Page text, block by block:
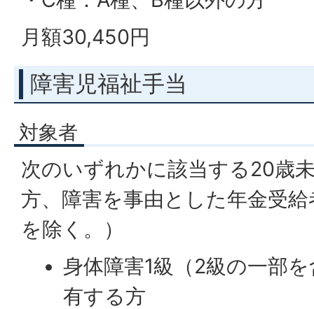
月額30,450円
障害児福祉手当
対象者
次のいずれかに該当する20歳
方、障害を事由とした年金受
を除く。）
身体障害1級（2級の一部
有する方